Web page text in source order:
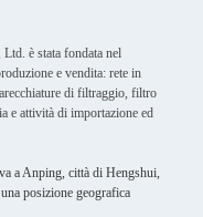
è stata fondata nel
e vendita: rete in
di filtraggio, filtro
e attività di importazione ed
a Anping, città di Hengshui,
posizione geografica